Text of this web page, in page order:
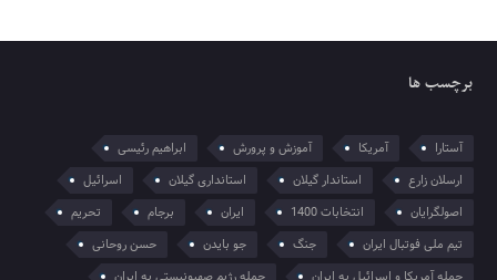
برچسب ها
آستارا آمریکا آموزش و پرورش
ابراهیم رئیسی
ارسلان زارع
استاندار گیلان استانداری گیلان
اسرائیل
اصولگرایان
انتخابات 1400 ایران برجام
تحریم
تیم ملی فوتبال ایران
جنگ جو بایدن
حسن روحانی